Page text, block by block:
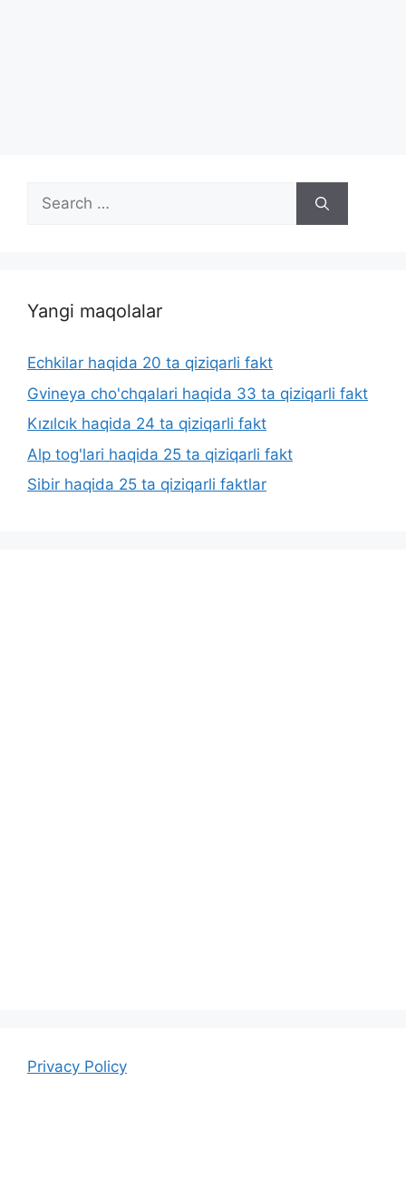
Search
for:
Yangi maqolalar
Echkilar haqida 20 ta qiziqarli fakt
Gvineya cho'chqalari haqida 33 ta qiziqarli fakt
Kızılcık haqida 24 ta qiziqarli fakt
Alp tog'lari haqida 25 ta qiziqarli fakt
Sibir haqida 25 ta qiziqarli faktlar
Privacy Policy